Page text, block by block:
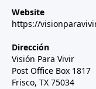
Website
https://
Dirección
Visión Para Vivir
Post Office Box 1817
Frisco, TX 75034